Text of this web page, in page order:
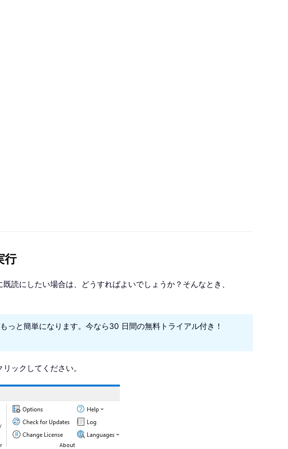
行
読にしたい場合は、どうすればよいでしょうか？そんなとき、
と簡単になります。今なら30 日間の無料トライアル付き！
ックしてください。